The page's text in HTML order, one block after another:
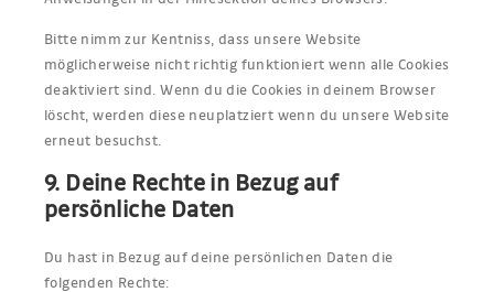
Bitte nimm zur Kentniss, dass unsere Website
möglicherweise nicht richtig funktioniert wenn alle Cookies
deaktiviert sind. Wenn du die Cookies in deinem Browser
löscht, werden diese neuplatziert wenn du unsere Website
erneut besuchst.
9. Deine Rechte in Bezug auf
persönliche Daten
Du hast in Bezug auf deine persönlichen Daten die
folgenden Rechte: